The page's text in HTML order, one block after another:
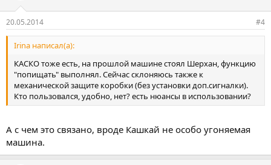
20.05.2014 #4
Irina написал(а):
КАСКО тоже есть, на прошлой машине стоял Шерхан, функцию
"попищать" выполнял. Сейчас склоняюсь также к
механической защите коробки (без установки доп.сигналки).
Кто пользовался, удобно, нет? есть нюансы в использовании?
А с чем это связано, вроде Кашкай не особо угоняемая
машина.